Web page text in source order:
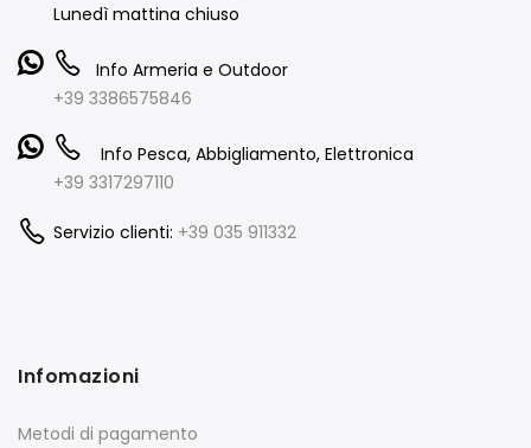
Lunedì mattina chiuso
Info Armeria e Outdoor
+39 3386575846
Info Pesca, Abbigliamento, Elettronica
+39 3317297110
Servizio clienti: +39 035 911332
Infomazioni
Metodi di pagamento